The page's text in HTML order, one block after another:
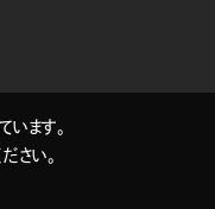
います。
さい。